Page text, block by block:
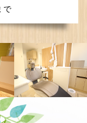
で
で
午後16:30〜
で
で